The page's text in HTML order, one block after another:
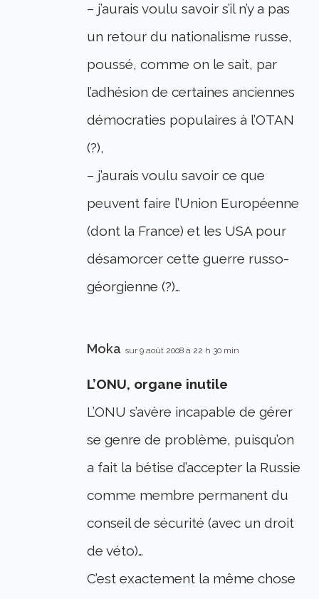
– j’aurais voulu savoir s’il n’y a pas
un retour du nationalisme russe,
poussé, comme on le sait, par
l’adhésion de certaines anciennes
démocraties populaires à l’OTAN
(?),
– j’aurais voulu savoir ce que
peuvent faire l’Union Européenne
(dont la France) et les USA pour
désamorcer cette guerre russo-
géorgienne (?)…
Moka sur 9 août 2008 à 22 h 30 min
L’ONU, organe inutile
L’ONU s’avère incapable de gérer
se genre de problème, puisqu’on
a fait la bétise d’accepter la Russie
comme membre permanent du
conseil de sécurité (avec un droit
de véto)…
C’est exactement la même chose